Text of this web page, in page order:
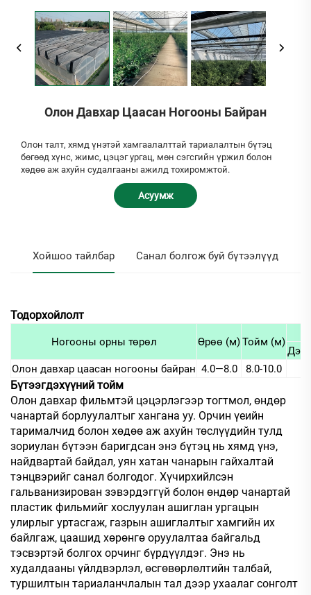
Олон Давхар Цаасан Ногооны Байран
Олон талт, хямд үнэтэй хамгаалалттай тариалалтын бүтэц
бөгөөд хүнс, жимс, цэцэг ургац, мөн сэгсгийн үржил болон
хөдөө аж ахуйн судалгааны ажилд тохиромжтой.
Асуумж
Хойшоо тайлбар Санал болгож буй бүтээлүүд
Тодорхойлолт
Ногооны орны төрөл Өрөө (м)Тойм (м)
Олон давхар цаасан ногооны байран 4.0—8.0 8.0-10.0
Бүтээгдэхүүний тойм
Олон давхар фильмтэй цэцэрлэгээр тогтмол, өндөр
чанартай борлуулалтыг хангана уу. Орчин үеийн
тарималчид болон хөдөө аж ахуйн төслүүдийн тулд
зориулан бүтээн баригдсан энэ бүтэц нь хямд үнэ,
найдвартай байдал, уян хатан чанарын гайхалтай
тэнцвэрийг санал болгодог. Хүчирхийлсэн
гальванизирован зэвэрдэггүй болон өндөр чанартай
пластик фильмийг хослуулан ашиглан ургацын
улирлыг уртасгаж, газрын ашиглалтыг хамгийн их
байлгаж, цаашид хөрөнгө оруулалтаа байгальд
тэсвэртэй болгох орчинг бүрдүүлдэг. Энэ нь
худалдааны үйлдвэрлэл, өсгөвөрлөлтийн талбай,
туршилтын тариаланчлалын тал дээр ухаалаг сонголт